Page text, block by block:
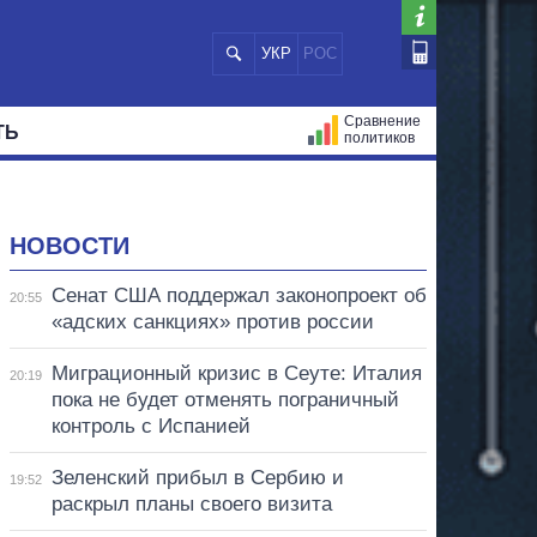
УКР РОС
Сравнение
политиков
НОВОСТИ
20:55
Сенат США поддержал законопроект об
«адских санкциях» против россии
20:19
Миграционный кризис в Сеуте: Италия
пока не будет отменять пограничный
контроль с Испанией
19:52
Зеленский прибыл в Сербию и
раскрыл планы своего визита